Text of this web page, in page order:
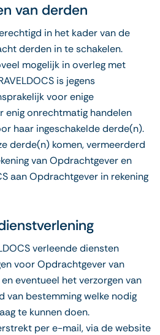
van derden
in het kader van de
derden in te schakelen.
mogelijk in overleg met
is jegens
voor enige
enig onrechtmatig handelen
haar ingeschakelde derde(n).
derde(n) komen, vermeerderd
van Opdrachtgever en
aan Opdrachtgever in rekening
verleende diensten
voor Opdrachtgever van
eventueel het verzorgen van
van bestemming welke nodig
te kunnen doen.
per e-mail, via de website